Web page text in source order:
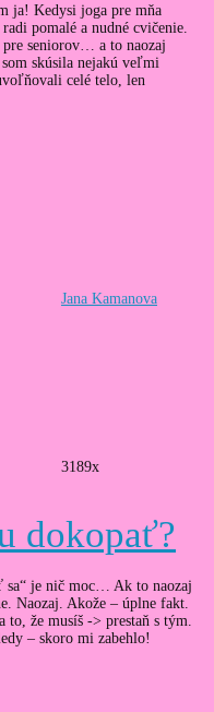
ja! Kedysi joga pre mňa
pomalé a nudné cvičenie.
pre seniorov… a to naozaj
skúsila nejakú veľmi
celé telo, len
Jana Kamanova
3189x
dokopať?
sa“ je nič moc… Ak to naozaj
Naozaj. Akože – úplne fakt.
že musíš -> prestaň s tým.
– skoro mi zabehlo!